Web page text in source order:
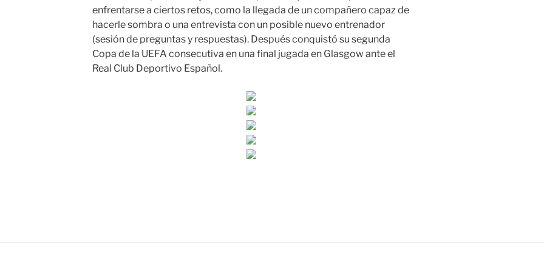
enfrentarse a ciertos retos, como la llegada de un compañero capaz de
hacerle sombra o una entrevista con un posible nuevo entrenador
(sesión de preguntas y respuestas). Después conquistó su segunda
Copa de la UEFA consecutiva en una final jugada en Glasgow ante el
Real Club Deportivo Español.